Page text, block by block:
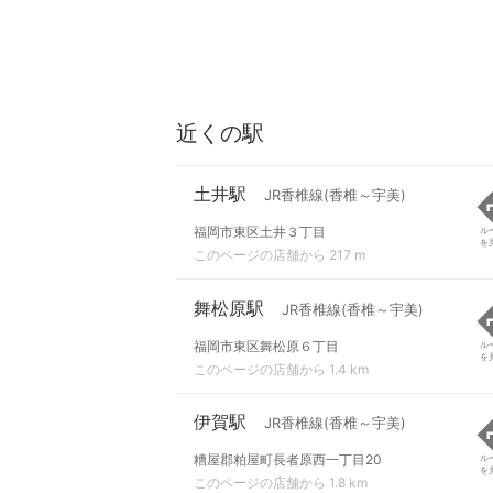
近くの駅
土井駅 JR香椎線(香椎～宇美)
福岡市東区土井３丁目
このページの店舗から 217 m
ル
を
舞松原駅 JR香椎線(香椎～宇美)
福岡市東区舞松原６丁目
このページの店舗から 1.4 km
ル
を
伊賀駅 JR香椎線(香椎～宇美)
糟屋郡粕屋町長者原西一丁目20
このページの店舗から 1.8 km
ル
を